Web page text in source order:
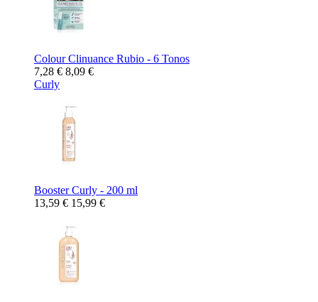
Colour Clinuance Rubio - 6 Tonos
7,28 € 8,09 €
Curly
Booster Curly - 200 ml
13,59 € 15,99 €